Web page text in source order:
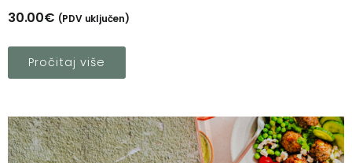
30.00€ (PDV uključen)
Pročitaj više